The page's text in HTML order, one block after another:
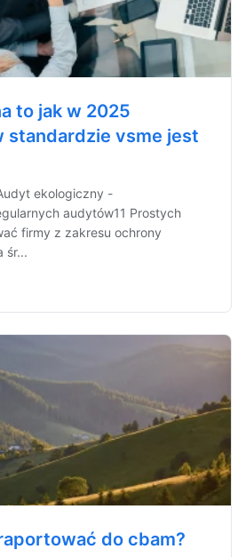
to jak w 2025
standardzie vsme jest
ekologiczny -
audytów11 Prostych
firmy z zakresu ochrony
śr...
do cbam?